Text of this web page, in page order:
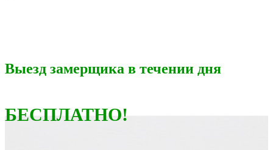
Выезд замерщика в течении дня
БЕСПЛАТНО!